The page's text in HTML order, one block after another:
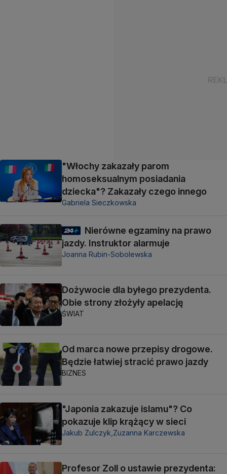
"Włochy zakazały parom
homoseksualnym posiadania
dziecka"? Zakazały czego innego
Gabriela Sieczkowska
Nierówne egzaminy na prawo
jazdy. Instruktor alarmuje
Joanna Rubin-Sobolewska
Dożywocie dla byłego prezydenta.
Obie strony złożyły apelację
ŚWIAT
Od marca nowe przepisy drogowe.
Będzie łatwiej stracić prawo jazdy
BIZNES
"Japonia zakazuje islamu"? Co
pokazuje klip krążący w sieci
Jakub Zulczyk, Zuzanna Karczewska
Profesor Zoll o ustawie prezydenta: